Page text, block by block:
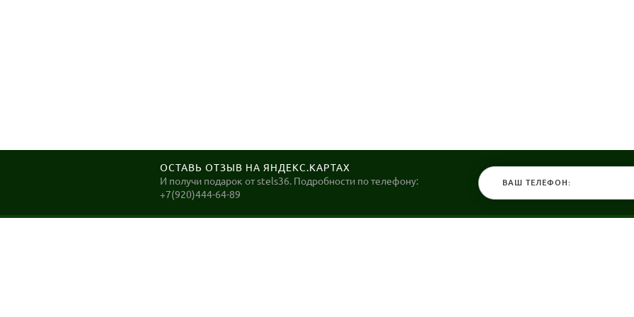
ОСТАВЬ ОТЗЫВ НА ЯНДЕКС.КАРТАХ
И получи подарок от stels36. Подробности по телефону:
+7(920)444-64-89